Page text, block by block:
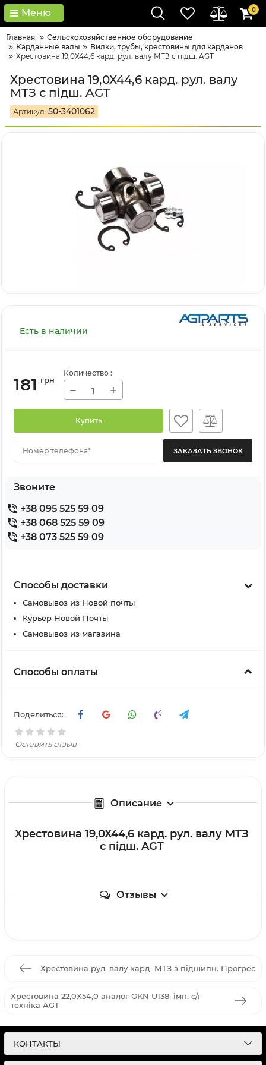
Меню 0
Главная
Сельскохозяйственное оборудование
Карданные валы
Вилки, трубы, крестовины для карданов
Хрестовина 19,0Х44,6 кард. рул. валу МТЗ с підш. AGT
Хрестовина 19,0Х44,6 кард. рул. валу
МТЗ с підш. AGT
Артикул: 50-3401062
Есть в наличии
181 грн
Количество :
− +
Купить
Номер телефона*
Звоните
+38 095 525 59 09
+38 068 525 59 09
+38 073 525 59 09
Способы доставки
Самовывоз из Новой почты
Курьер Новой Почты
Самовывоз из магазина
Способы оплаты
Поделиться:
Оставить отзыв
Описание
Хрестовина 19,0Х44,6 кард. рул. валу МТЗ
с підш. AGT
Отзывы
Хрестовина рул. валу кард. МТЗ з підшипн. Прогрес
Хрестовина 22,0Х54,0 аналог GKN U138, імп. с/г
техніка AGT
КОНТАКТЫ